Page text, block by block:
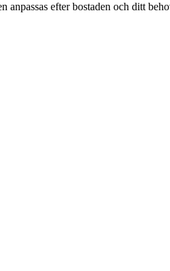
efter bostaden och ditt